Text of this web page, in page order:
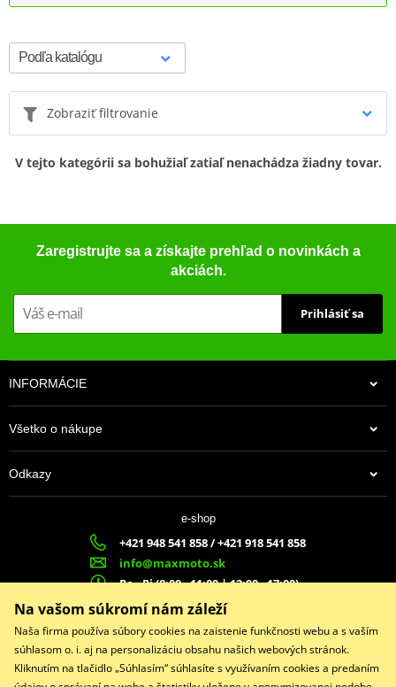
Zobraziť filtrovanie
V tejto kategórii sa bohužiaľ zatiaľ nenachádza žiadny tovar.
Zaregistrujte sa a získajte prehľad o novinkách a
akciách.
Prihlásiť sa
INFORMÁCIE
Všetko o nákupe
Odkazy
e-shop
+421 948 541 858 / +421 918 541 858
info@maxmoto.sk
Po - Pi (8:00 - 11:00 | 12:00 - 17:00)
MAX
MOTO s.r.o.
Slovenských dobrovoľníkov 1439
022 01 Čadca
Na vašom súkromí nám záleží
Naša firma používa súbory cookies na zaistenie funkčnosti webu a s vaším
súhlasom o. i. aj na personalizáciu obsahu našich webových stránok.
Kliknutím na tlačidlo „Súhlasím“ súhlasíte s využívaním cookies a predaním